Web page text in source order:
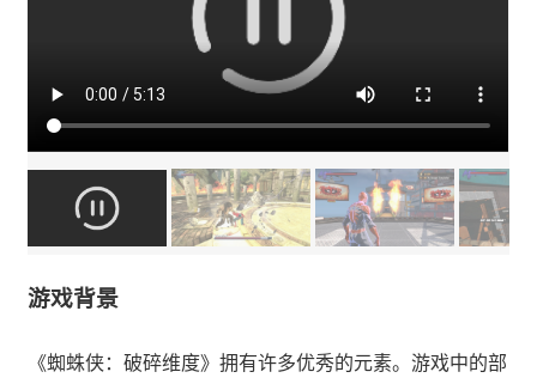
游戏背景
《蜘蛛侠：破碎维度》拥有许多优秀的元素。游戏中的部